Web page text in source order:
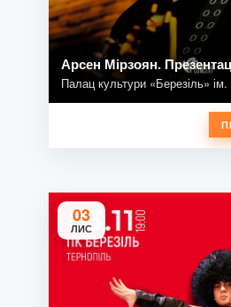
Арсен Мірзоян.
Палац культури «Березіль»
03
ЛИС